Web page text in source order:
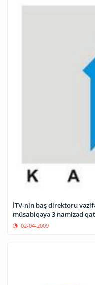
İTV-nin baş direktoru
müsabiqəyə 3 namizəd
02-04-2009